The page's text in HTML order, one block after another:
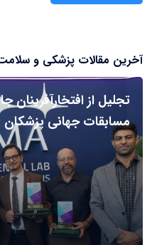
آخرین مقالات پزشکی و
تجلیل از افتخارآفرینان
مسابقات جهانی پزشکان